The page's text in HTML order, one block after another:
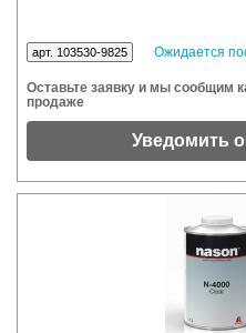
арт. 103530-9825 Ожидается
Оставьте заявку и мы сообщим
продаже
Уведомить